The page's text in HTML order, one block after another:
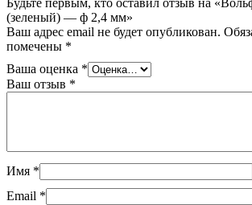
(зеленый) — ф 2,4 мм»
Ваш адрес email не будет опубликован.
помечены *
Ваша оценка *
Ваш отзыв *
Имя *
Email *